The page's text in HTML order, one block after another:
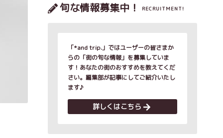
旬な情報募集中！ RECRUITMENT!
「*and trip.」ではユーザーの皆さまか
らの「街の旬な情報」を募集していま
す！あなたの街のおすすめを教えてくだ
さい。編集部が記事にしてご紹介いたし
ます♪
詳しくはこちら